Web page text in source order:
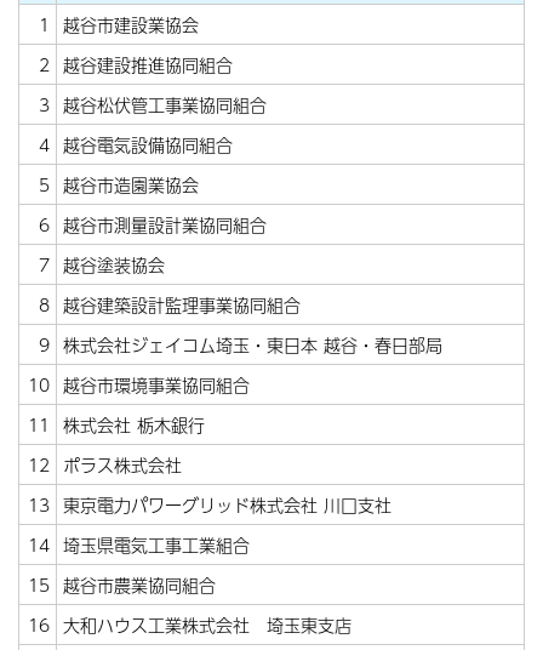
1
越谷市建設業協会
2 越谷建設推進協同組合
3 越谷松伏管工事業協同組合
4 越谷電気設備協同組合
5 越谷市造園業協会
6 越谷市測量設計業協同組合
7 越谷塗装協会
8 越谷建築設計監理事業協同組合
9 株式会社ジェイコム埼玉・東日本 越谷・春日部局
10 越谷市環境事業協同組合
11
株式会社 栃木銀行
12 ポラス株式会社
13 東京電力パワーグリッド株式会社 川口支社
14 埼玉県電気工事工業組合
15 越谷市農業協同組合
16 大和ハウス工業株式会社 埼玉東支店